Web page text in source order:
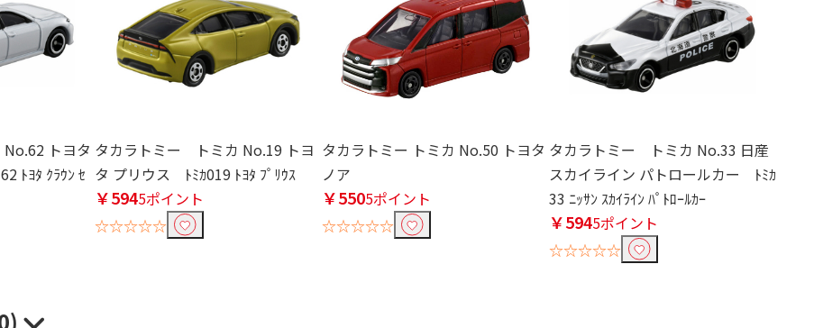
トヨタ
ﾄﾖﾀ ｸﾗｳﾝ ｾ
タカラトミー トミカ No.19 トヨ
タ プリウス ﾄﾐｶ019 ﾄﾖﾀ ﾌﾟﾘｳｽ
￥5945ポイント
☆☆☆☆☆
タカラトミー トミカ No.50 トヨタ
ノア
￥5505ポイント
☆☆☆☆☆
タカラトミー トミカ No.33 日産
スカイライン パトロールカー ﾄﾐｶ
33 ﾆｯｻﾝ ｽｶｲﾗｲﾝ ﾊﾟﾄﾛｰﾙｶｰ
￥5945ポイント
☆☆☆☆☆